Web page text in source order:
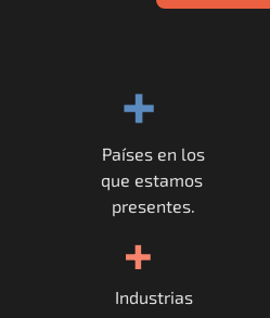
+
Países en los
que estamos
presentes.
+
Industrias